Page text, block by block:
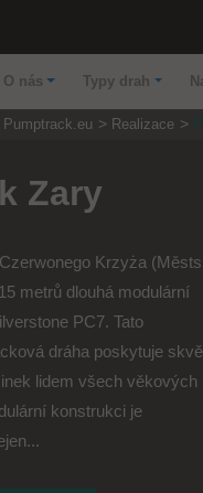
O nás Typy drah
Pumptrack.eu Realizace
Zary
Krzyża
metrů dlouhá modulární
PC7. Tato
dráha poskytuje
lidem všech věkových
konstrukci je